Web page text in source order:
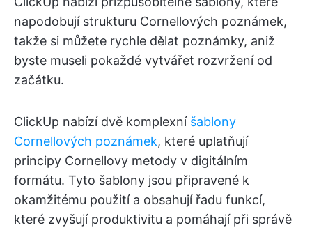
napodobují strukturu Cornellových poznámek,
takže si můžete rychle dělat poznámky, aniž
byste museli pokaždé vytvářet rozvržení od
začátku.
ClickUp nabízí dvě komplexní šablony
Cornellových poznámek, které uplatňují
principy Cornellovy metody v digitálním
formátu. Tyto šablony jsou připravené k
okamžitému použití a obsahují řadu funkcí,
které zvyšují produktivitu a pomáhají při správě